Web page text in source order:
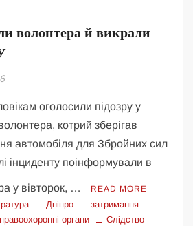
волонтера й викрали
оголосили підозру у
котрий зберігав
автомобіля для Збройних сил
інциденту поінформували в
у вівторок, … READ MORE
Дніпро
затримання
правоохоронні органи Слідство